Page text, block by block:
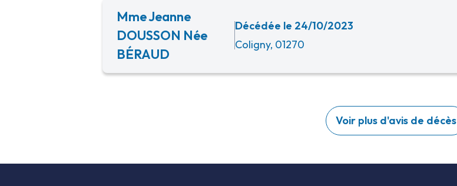
Mme Jeanne
DOUSSON Née
BÉRAUD
Décédée le 24/10/2023
Coligny, 01270
Voir plus d'avis de décès